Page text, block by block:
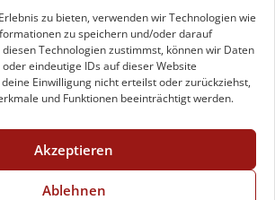
zu bieten, verwenden wir Technologien wie
zu speichern und/oder darauf
Technologien zustimmst, können wir Daten
eindeutige IDs auf dieser Website
Einwilligung nicht erteilst oder zurückziehst,
und Funktionen beeinträchtigt werden.
Akzeptieren
Ablehnen
RECHTLICHES
Impressum
Datenschutz
KONTAKT
+49 221 29 28 27 21